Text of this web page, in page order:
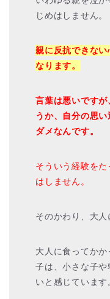
じめはしません。
親に反抗できな
なります。
言葉は悪いですが
うか、自分の思
ダメなんです。
そういう経験を
はしません。
そのかわり、大人
大人に食ってか
子は、小さな子
いと感じています